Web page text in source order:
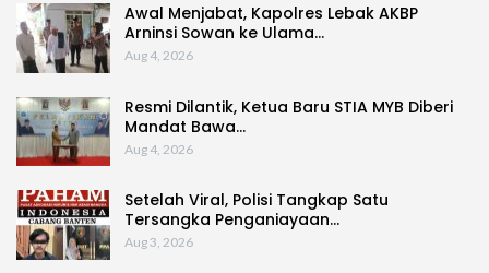
Awal Menjabat, Kapolres Lebak AKBP
Arninsi Sowan ke Ulama…
Aug 4, 2026
Resmi Dilantik, Ketua Baru STIA MYB Diberi
Mandat Bawa…
Aug 4, 2026
Setelah Viral, Polisi Tangkap Satu
Tersangka Penganiayaan…
Aug 3, 2026